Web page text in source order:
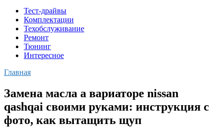
Тест-драйвы
Комплектации
Техобслуживание
Ремонт
Тюнинг
Интересное
Главная
Замена масла а вариаторе nissan
qashqai своими руками: инструкция с
фото, как вытащить щуп